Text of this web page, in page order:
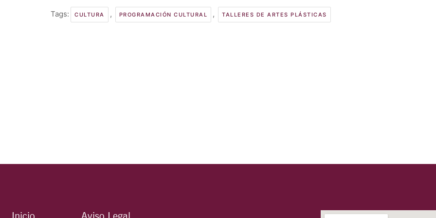
Tags: CULTURA , PROGRAMACIÓN CULTURAL , TALLERES DE ARTES PLÁSTICAS